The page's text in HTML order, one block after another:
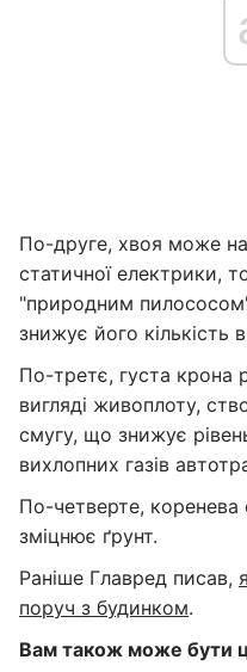
По-друге, хвоя може
статичної електрики,
"природним
знижує його кількість в
По-третє, густа крона
вигляді живоплоту,
смугу, що знижує
вихлопних газів
По-четверте,
зміцнює ґрунт.
Раніше Главред писав,
поруч з будинком.
Вам також може бути